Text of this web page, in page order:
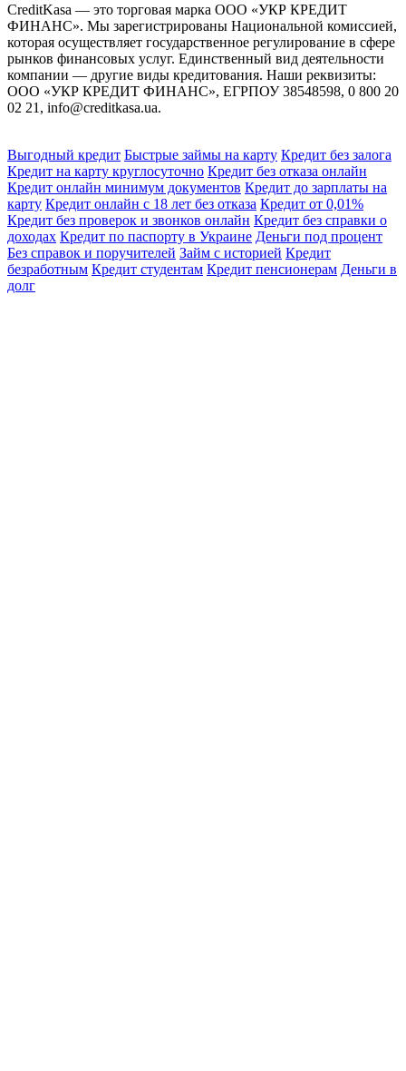
CreditKasa — это торговая марка ООО «УКР КРЕДИТ
ФИНАНС». Мы зарегистрированы Национальной комиссией,
которая осуществляет государственное регулирование в сфере
рынков финансовых услуг. Единственный вид деятельности
компании — другие виды кредитования. Наши реквизиты:
ООО «УКР КРЕДИТ ФИНАНС», ЕГРПОУ 38548598, 0 800 20
02 21, info@creditkasa.ua.
Выгодный кредит Быстрые займы на карту Кредит без залога
Кредит на карту круглосуточно Кредит без отказа онлайн
Кредит онлайн минимум документов Кредит до зарплаты на
карту Кредит онлайн с 18 лет без отказа Кредит от 0,01%
Кредит без проверок и звонков онлайн Кредит без справки о
доходах Кредит по паспорту в Украине Деньги под процент
Без справок и поручителей Займ с историей Кредит
безработным Кредит студентам Кредит пенсионерам Деньги в
долг